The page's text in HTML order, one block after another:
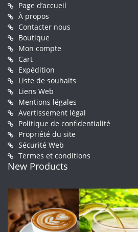
Page d’accueil
À propos
Contacter nous
Boutique
Mon compte
Cart
Expédition
Liste de souhaits
Liens Web
Mentions légales
Avertissement légal
Politique de confidentialité
Propriété du site
Sécurité Web
Termes et conditions
New Products